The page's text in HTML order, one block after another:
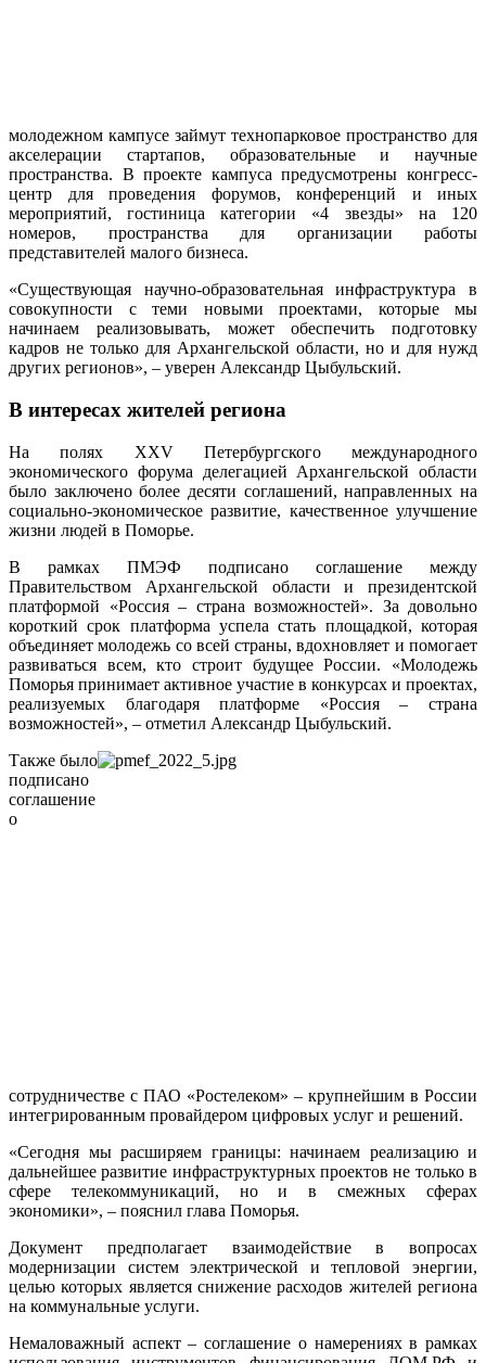
молодежном кампусе займут технопарковое пространство для
акселерации стартапов, образовательные и научные
пространства. В проекте кампуса предусмотрены конгресс-
центр для проведения форумов, конференций и иных
мероприятий, гостиница категории «4 звезды» на 120
номеров, пространства для организации работы
представителей малого бизнеса.
«Существующая научно-образовательная инфраструктура в
совокупности с теми новыми проектами, которые мы
начинаем реализовывать, может обеспечить подготовку
кадров не только для Архангельской области, но и для нужд
других регионов», – уверен Александр Цыбульский.
В интересах жителей региона
На полях XXV Петербургского международного
экономического форума делегацией Архангельской области
было заключено более десяти соглашений, направленных на
социально-экономическое развитие, качественное улучшение
жизни людей в Поморье.
В рамках ПМЭФ подписано соглашение между
Правительством Архангельской области и президентской
платформой «Россия – страна возможностей». За довольно
короткий срок платформа успела стать площадкой, которая
объединяет молодежь со всей страны, вдохновляет и помогает
развиваться всем, кто строит будущее России. «Молодежь
Поморья принимает активное участие в конкурсах и проектах,
реализуемых благодаря платформе «Россия – страна
возможностей», – отметил Александр Цыбульский.
Также было
подписано
соглашение
о
сотрудничестве с ПАО «Ростелеком» – крупнейшим в России
интегрированным провайдером цифровых услуг и решений.
«Сегодня мы расширяем границы: начинаем реализацию и
дальнейшее развитие инфраструктурных проектов не только в
сфере телекоммуникаций, но и в смежных сферах
экономики», – пояснил глава Поморья.
Документ предполагает взаимодействие в вопросах
модернизации систем электрической и тепловой энергии,
целью которых является снижение расходов жителей региона
на коммунальные услуги.
Немаловажный аспект – соглашение о намерениях в рамках